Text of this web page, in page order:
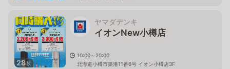
28枚
ヤマダデンキ
イオンNew小樽店
10:00～20:00
北海道小樽市築港11番6号 イオン小樽店3F